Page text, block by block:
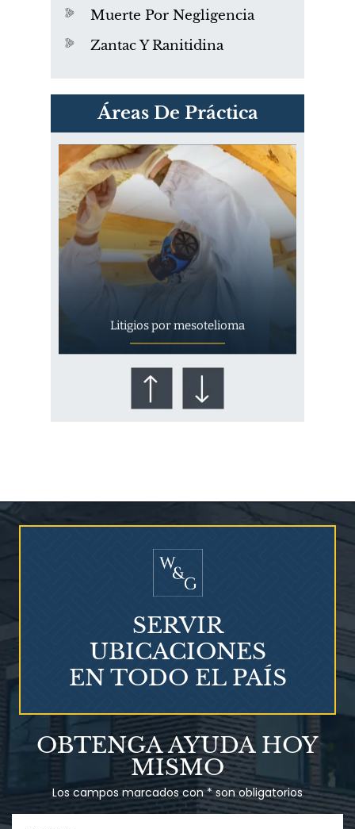
Muerte Por Negligencia
Zantac Y Ranitidina
Áreas De Práctica
PVC Cloruro de polivinilo
Exposición
Litigios por mesotelioma
¿Quién corre el riesgo de
Talco en polvo
Ovary cancer
OBTENGA AYUDA HOY
MISMO
Los campos marcados con * son obligatorios
SERVIR
UBICACIONES
EN TODO EL PAÍS